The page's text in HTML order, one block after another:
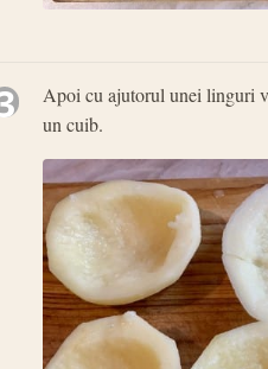
Apoi cu ajutorul unei linguri
un cuib.